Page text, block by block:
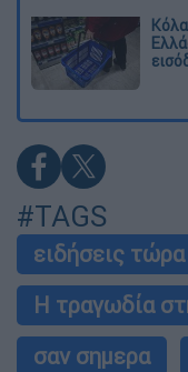
#TAGS
ειδήσεις τώρα
Η τραγωδία
σαν σημερα